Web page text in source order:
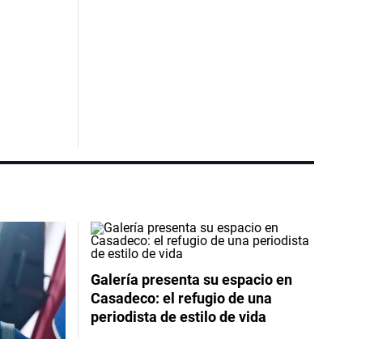
Galería presenta su espacio en
Casadeco: el refugio de una
periodista de estilo de vida